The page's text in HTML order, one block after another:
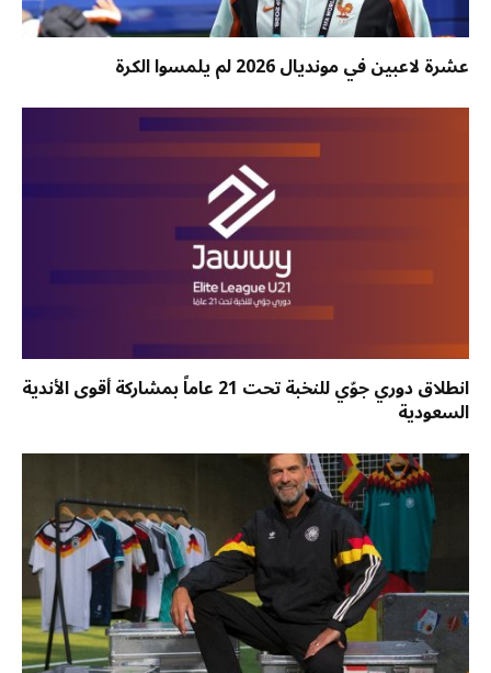
عشرة لاعبين في مونديال 2026 لم يلمسوا الكرة
انطلاق دوري جوّي للنخبة تحت 21 عاماً بمشاركة أقوى الأندية
السعودية